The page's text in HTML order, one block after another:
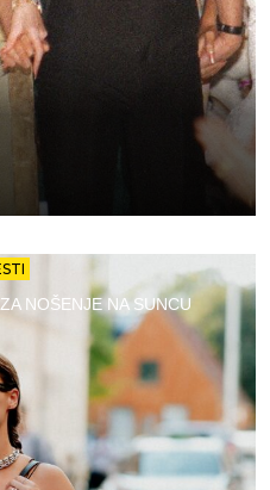
NOŠENJE NA SUNCU